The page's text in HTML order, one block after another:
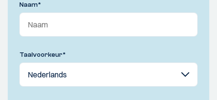
Naam*
Taalvoorkeur*